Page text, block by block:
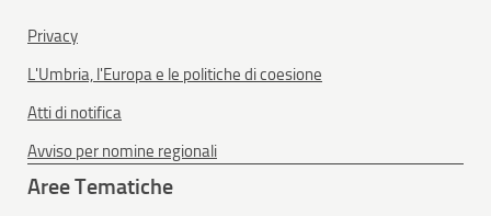
Privacy
L'Umbria, l'Europa e le politiche di coesione
Atti di notifica
Avviso per nomine regionali
Aree Tematiche